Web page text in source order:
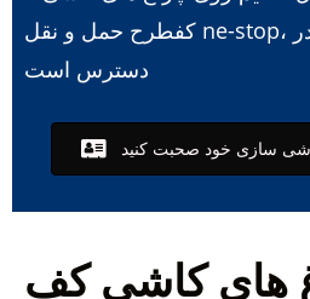
کفطرح حمل و نقل ne-stop، در 15-20 روز در
دسترس است
سازی خود صحبت کنید
های کاشی کف